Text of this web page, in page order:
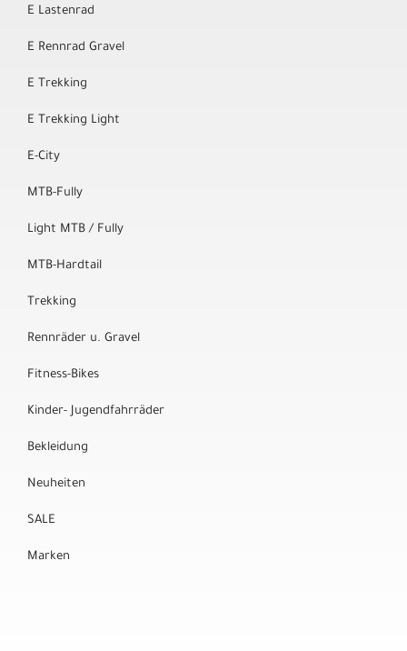
E Lastenrad
E Rennrad Gravel
E Trekking
E Trekking Light
E-City
MTB-Fully
Light MTB / Fully
MTB-Hardtail
Trekking
Rennräder u. Gravel
Fitness-Bikes
Kinder- Jugendfahrräder
Bekleidung
Neuheiten
SALE
Marken